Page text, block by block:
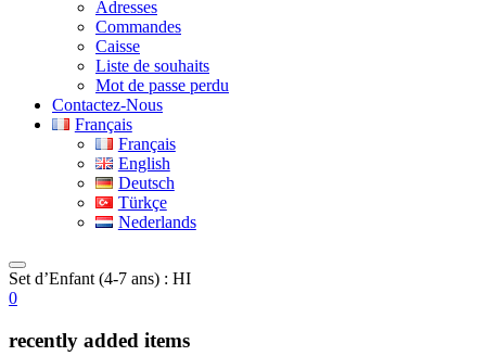
Adresses
Commandes
Caisse
Liste de souhaits
Mot de passe perdu
Contactez-Nous
Français
Français
English
Deutsch
Türkçe
Nederlands
Set d’Enfant (4-7 ans) : HI
0
recently added items